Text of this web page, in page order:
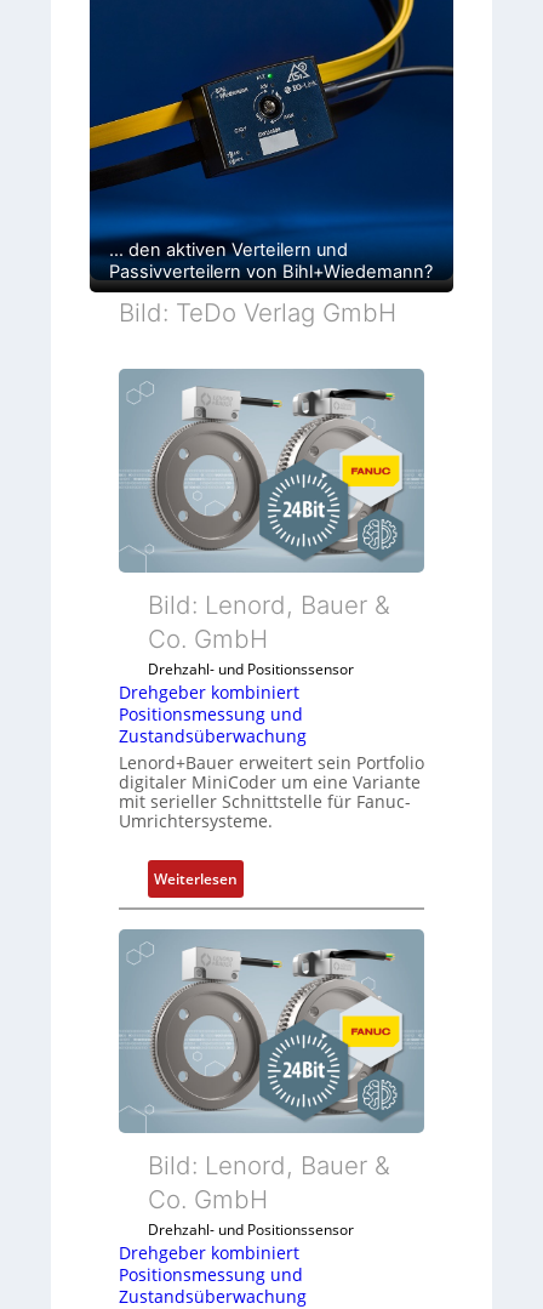
… den aktiven Verteilern und
Passivverteilern von Bihl+Wiedemann?
Bild: TeDo Verlag GmbH
Bild: Lenord, Bauer &
Co. GmbH
Drehzahl- und Positionssensor
Drehgeber kombiniert
Positionsmessung und
Zustandsüberwachung
Lenord+Bauer erweitert sein Portfolio
digitaler MiniCoder um eine Variante
mit serieller Schnittstelle für Fanuc-
Umrichtersysteme.
Weiterlesen
D
r
e
h
g
b
e
r
k
o
b
i
n
i
Bild: Lenord, Bauer &
Co. GmbH
Drehzahl- und Positionssensor
Drehgeber kombiniert
Positionsmessung und
Zustandsüberwachung